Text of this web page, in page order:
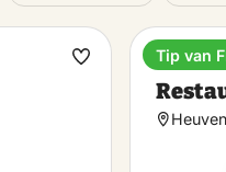
Make
Dinner
Tip van